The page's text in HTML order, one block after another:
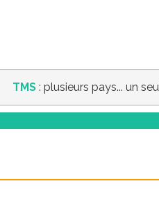
TMS : plusieurs pays... un